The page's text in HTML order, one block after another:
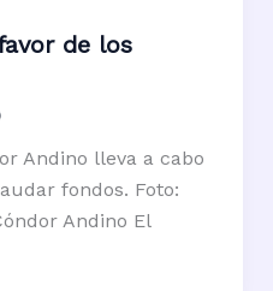
de los
Andino lleva a cabo
fondos. Foto:
Andino El